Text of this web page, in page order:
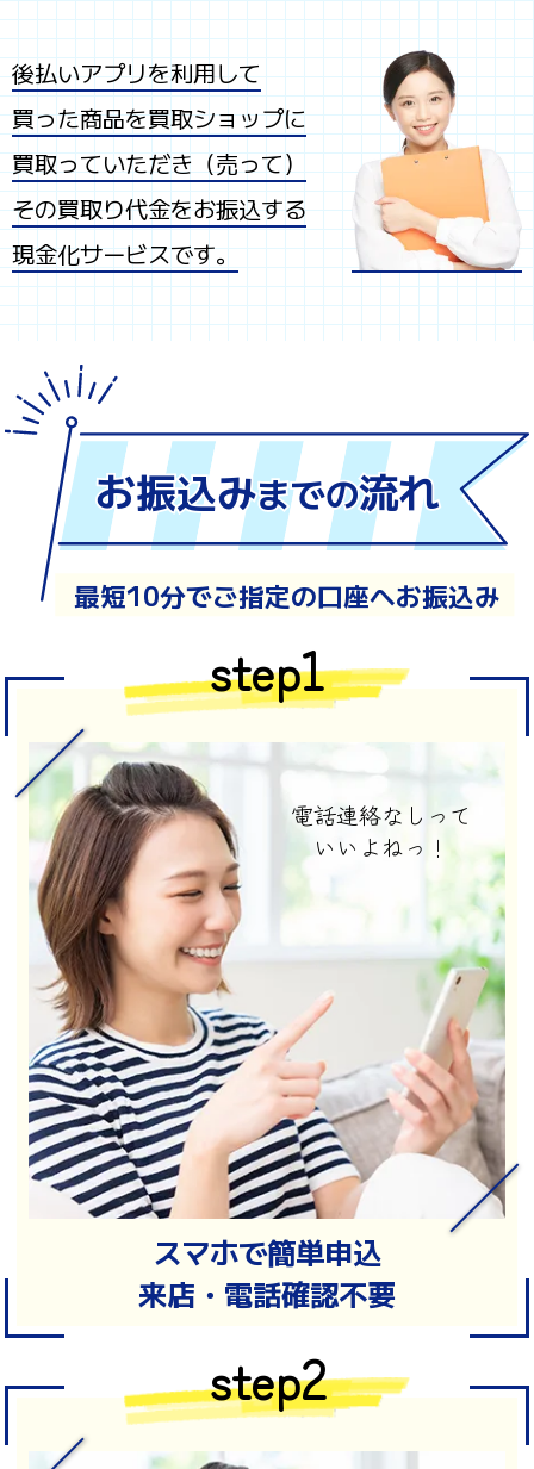
後払いアプリを利用して
買った商品を買取ショップに
買取っていただき（売って）
その買取り代金をお振込する
現金化サービスです。
お振込み
最短10分でご指定の口座へお振込み
step1
電話連絡なしって
いいよねっ！
スマホで簡単申込
来店・電話確認不要
step2